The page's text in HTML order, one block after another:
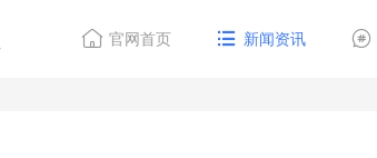
官网首页 新闻资讯